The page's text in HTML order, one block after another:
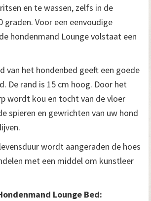
en te wassen, zelfs in de
graden. Voor een eenvoudige
hondenmand Lounge volstaat een
van het hondenbed geeft een goede
De rand is 15 cm hoog. Door het
wordt kou en tocht van de vloer
spieren en gewrichten van uw hond
wordt aangeraden de hoes
met een middel om kunstleer
Lounge Bed: